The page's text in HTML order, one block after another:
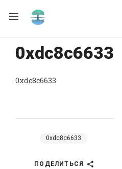
0xdc8c6633
0xdc8c6633
0xdc8c6633
ПОДЕЛИТЬСЯ